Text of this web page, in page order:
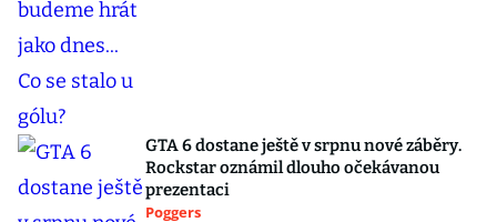
GTA 6 dostane ještě v srpnu nové záběry.
Rockstar oznámil dlouho očekávanou
prezentaci
Poggers